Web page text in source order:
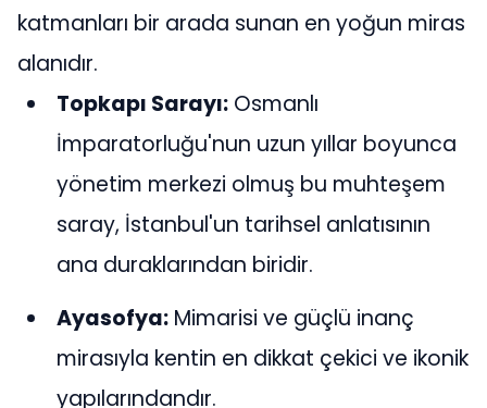
katmanları bir arada sunan en yoğun miras
alanıdır.
Topkapı Sarayı: Osmanlı
İmparatorluğu'nun uzun yıllar boyunca
yönetim merkezi olmuş bu muhteşem
saray, İstanbul'un tarihsel anlatısının
ana duraklarından biridir.
Ayasofya: Mimarisi ve güçlü inanç
mirasıyla kentin en dikkat çekici ve ikonik
yapılarındandır.